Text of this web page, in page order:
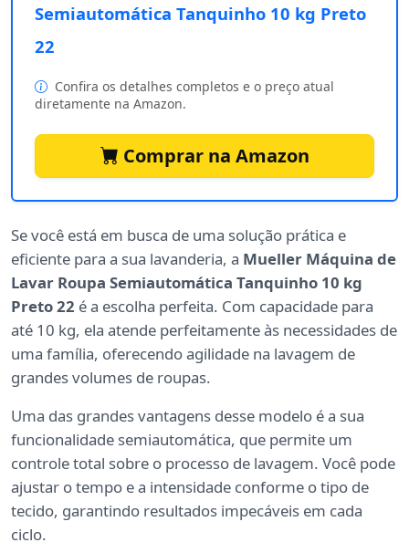
Semiautomática Tanquinho 10 kg Preto
22
Confira os detalhes completos e o preço atual
diretamente na Amazon.
Comprar na Amazon
Se você está em busca de uma solução prática e
eficiente para a sua lavanderia, a Mueller Máquina de
Lavar Roupa Semiautomática Tanquinho 10 kg
Preto 22 é a escolha perfeita. Com capacidade para
até 10 kg, ela atende perfeitamente às necessidades de
uma família, oferecendo agilidade na lavagem de
grandes volumes de roupas.
Uma das grandes vantagens desse modelo é a sua
funcionalidade semiautomática, que permite um
controle total sobre o processo de lavagem. Você pode
ajustar o tempo e a intensidade conforme o tipo de
tecido, garantindo resultados impecáveis em cada
ciclo.